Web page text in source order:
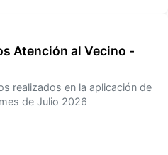
Atención al Vecino -
realizados en la aplicación de
de Julio 2026